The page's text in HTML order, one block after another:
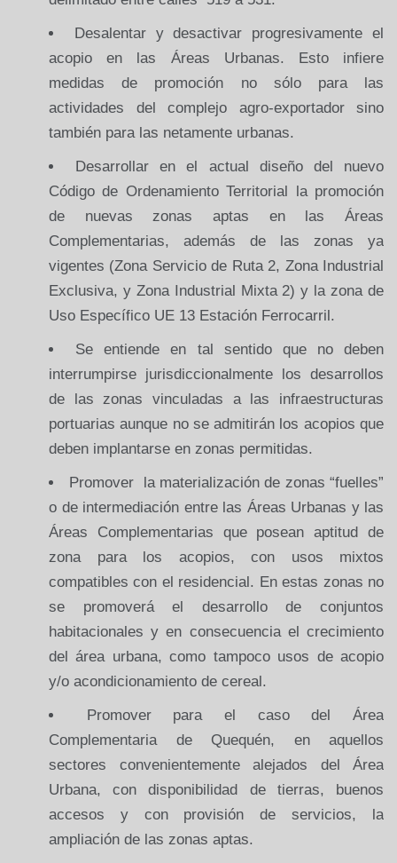
Desalentar y desactivar progresivamente el
acopio en las Áreas Urbanas. Esto infiere
medidas de promoción no sólo para las
actividades del complejo agro-exportador sino
también para las netamente urbanas.
Desarrollar en el actual diseño del nuevo
Código de Ordenamiento Territorial la promoción
de nuevas zonas aptas en las Áreas
Complementarias, además de las zonas ya
vigentes (Zona Servicio de Ruta 2, Zona Industrial
Exclusiva, y Zona Industrial Mixta 2) y la zona de
Uso Específico UE 13 Estación Ferrocarril.
Se entiende en tal sentido que no deben
interrumpirse jurisdiccionalmente los desarrollos
de las zonas vinculadas a las infraestructuras
portuarias aunque no se admitirán los acopios que
deben implantarse en zonas permitidas.
Promover la materialización de zonas “fuelles”
o de intermediación entre las Áreas Urbanas y las
Áreas Complementarias que posean aptitud de
zona para los acopios, con usos mixtos
compatibles con el residencial. En estas zonas no
se promoverá el desarrollo de conjuntos
habitacionales y en consecuencia el crecimiento
del área urbana, como tampoco usos de acopio
y/o acondicionamiento de cereal.
Promover para el caso del Área
Complementaria de Quequén, en aquellos
sectores convenientemente alejados del Área
Urbana, con disponibilidad de tierras, buenos
accesos y con provisión de servicios, la
ampliación de las zonas aptas.